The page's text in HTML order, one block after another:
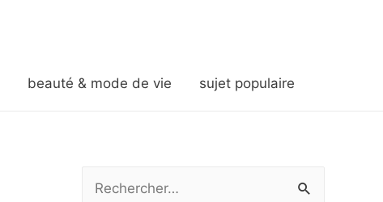
beauté & mode de vie sujet populaire